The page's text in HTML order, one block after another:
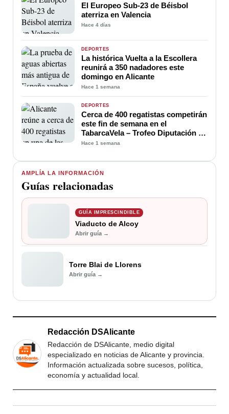
AMPLÍA LA INFORMACIÓN
Guías relacionadas
GUÍA IMPRESCINDIBLE
Viaducto de Alcoy
Abrir guía →
Torre Blai de Llorens
Abrir guía →
El Europeo Sub-23 de Béisbol
aterriza en Valencia
Hace 4 días
DEPORTES
La histórica Vuelta a la Escollera
reunirá a 350 nadadores este
domingo en Alicante
Hace 1 semana
DEPORTES
Cerca de 400 regatistas competirán
este fin de semana en el
TabarcaVela – Trofeo Diputación de
Alicante
Hace 1 semana
Redacción DSAlicante
Redacción de DSAlicante, medio digital
especializado en noticias de Alicante y provincia.
Información actualizada sobre sucesos, política,
economía y actualidad local.